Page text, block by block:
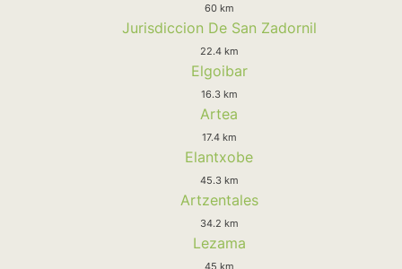
60 km
Jurisdiccion De San Zadornil
22.4 km
Elgoibar
16.3 km
Artea
17.4 km
Elantxobe
45.3 km
Artzentales
34.2 km
Lezama
45 km